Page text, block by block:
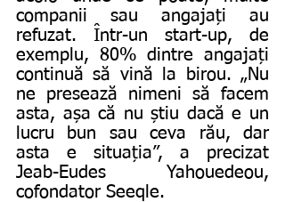
companii sau angajați au
refuzat. Într-un start-up, de
exemplu, 80% dintre angajați
continuă să vină la birou. „Nu
ne presează nimeni să facem
asta, așa că nu știu dacă e un
lucru bun sau ceva rău, dar
asta e situația”, a precizat
Jeab-Eudes Yahouedeou,
cofondator Seeqle.